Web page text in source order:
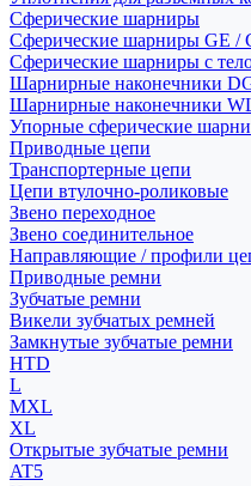
Сферические шарниры
Сферические шарниры GE /
Сферические шарниры с
Шарнирные наконечники
Шарнирные наконечники
Упорные сферические
Приводные цепи
Транспортерные цепи
Цепи втулочно-роликовые
Звено переходное
Звено соединительное
Направляющие / профили
Приводные ремни
Зубчатые ремни
Викели зубчатых ремней
Замкнутые зубчатые ремни
HTD
L
MXL
XL
Открытые зубчатые ремни
AT5